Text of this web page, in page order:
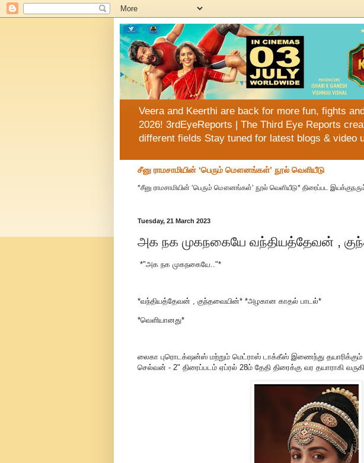
Veera and Keerthi are back for more fun, fights
2026! 3rdEyeReports | The Third Eye Reports
different fields Stay tuned for latest blogs & video
சீனு ராமசாமியின் ‘பெரும் மௌனங்கள்’ நூல் வெளியீடு
*சீனு ராமசாமியின் ‘பெரும் மௌனங்கள்’ நூல் வெளியீடு* திரைப்பட
Tuesday, 21 March 2023
அக நக முகநகையே வந்தியத்தேவன் ,
*"அக நக முகநகையே.."*
*வந்தியத்தேவன் , குந்தவையின்* *அழகான காதல் பாடல்*
*வெளியானது*
லைகா புரொடக்‌ஷன்ஸ் மற்றும் மெட்ராஸ் டாக்கீஸ் இணைந்து
செல்வன் - 2" திரைப்படம் ஏப்ரல் 28ம் தேதி திரைக்கு வர தயாராகி